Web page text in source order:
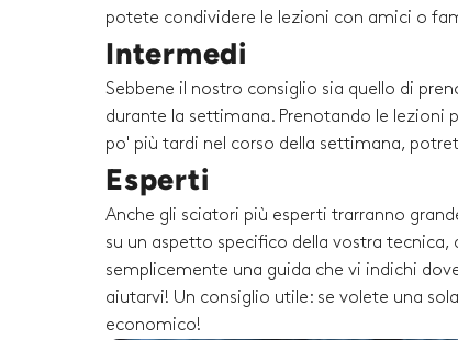
potete condividere le lezioni con amici o
Intermedi
Sebbene il nostro consiglio sia quello di
durante la settimana. Prenotando le lezioni
po' più tardi nel corso della settimana,
Esperti
Anche gli sciatori più esperti trarranno
su un aspetto specifico della vostra
semplicemente una guida che vi indichi
aiutarvi! Un consiglio utile: se volete una
economico!